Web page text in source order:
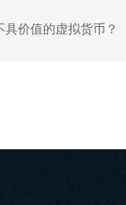
具价值的虚拟货币？